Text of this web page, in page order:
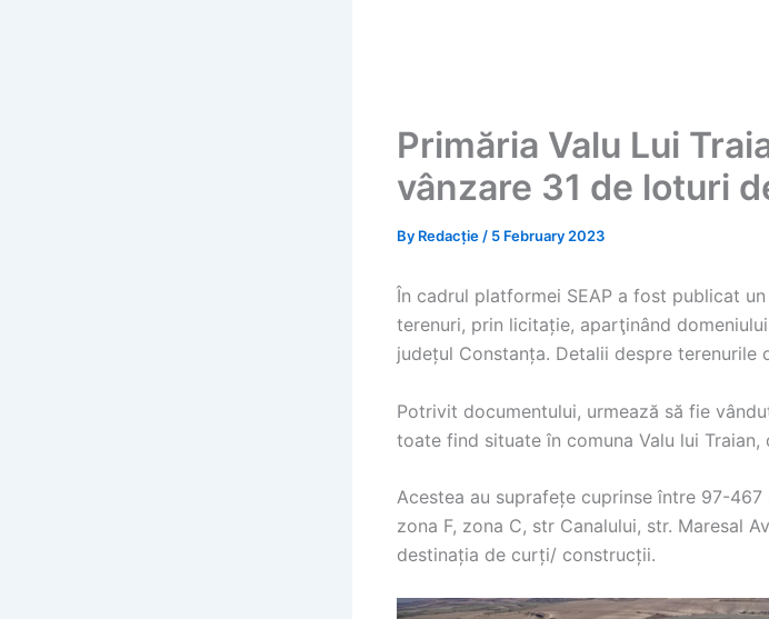
Primăria Valu Lui
vânzare 31 de loturi
By Redacție/ 5 February 2023
În cadrul platformei SEAP a fost publicat
terenuri, prin licitație, aparţinând
județul Constanța. Detalii despre terenurile
Potrivit documentului, urmează să fie
toate find situate în comuna Valu lui Traian,
Acestea au suprafețe cuprinse între 97-
zona F, zona C, str Canalului, str. Maresal
destinația de curți/ construcții.